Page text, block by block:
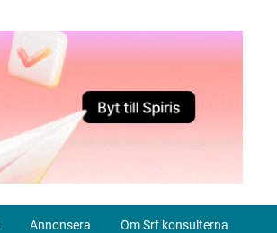
Annonsera Om Srf konsulterna